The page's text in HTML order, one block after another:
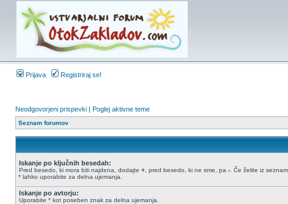
Prijava Registriraj se!
Neodgovorjeni prispevki | Poglej aktivne teme
Seznam forumov
Iskanje po ključnih besedah:
Pred besedo, ki mora biti najdena, dodajte + , pred besedo, ki ne sme, pa - . Če želite iz
* lahko uporabite za delna ujemanja.
Iskanje po avtorju:
Uporabite * kot poseben znak za delna ujemanja.